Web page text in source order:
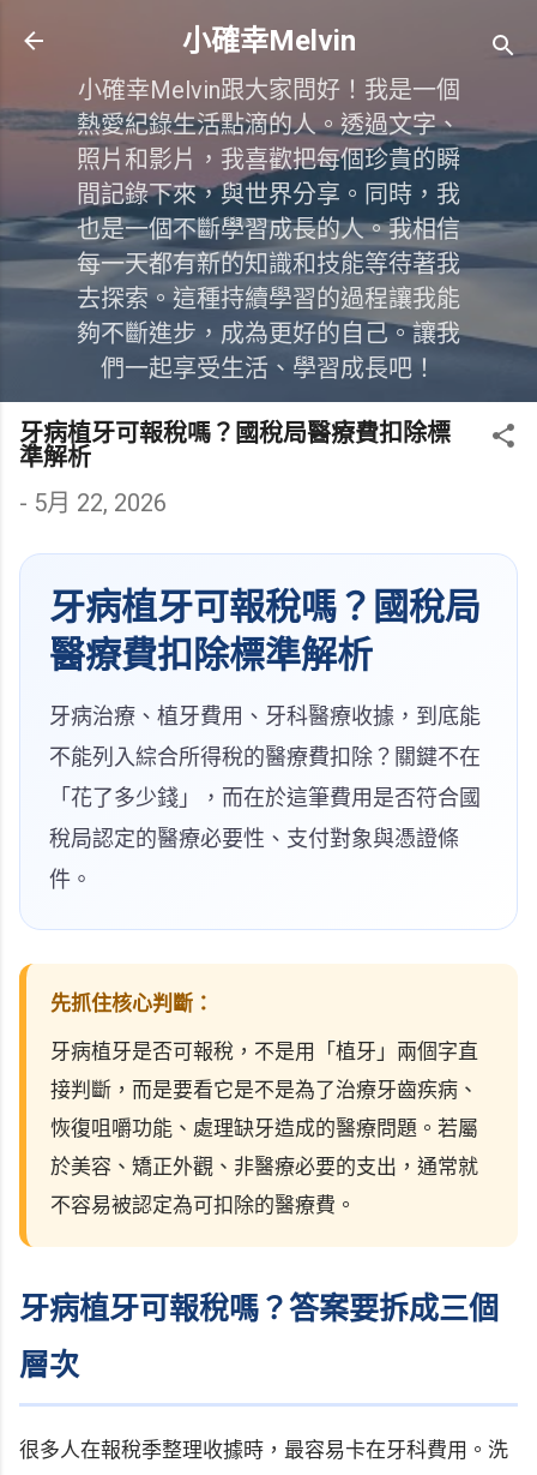
跳到主要內容
小確幸Melvin
小確幸Melvin跟大家問好！我是一個
熱愛紀錄生活點滴的人。透過文字、
照片和影片，我喜歡把每個珍貴的瞬
間記錄下來，與世界分享。同時，我
也是一個不斷學習成長的人。我相信
每一天都有新的知識和技能等待著我
去探索。這種持續學習的過程讓我能
夠不斷進步，成為更好的自己。讓我
們一起享受生活、學習成長吧！
牙病植牙可報稅嗎？國稅局醫療費扣除標
準解析
- 5月 22, 2026
牙病植牙可報稅嗎？國稅局
醫療費扣除標準解析
牙病治療、植牙費用、牙科醫療收據，到底能
不能列入綜合所得稅的醫療費扣除？關鍵不在
「花了多少錢」，而在於這筆費用是否符合國
稅局認定的醫療必要性、支付對象與憑證條
件。
先抓住核心判斷：
牙病植牙是否可報稅，不是用「植牙」兩個字直
接判斷，而是要看它是不是為了治療牙齒疾病、
恢復咀嚼功能、處理缺牙造成的醫療問題。若屬
於美容、矯正外觀、非醫療必要的支出，通常就
不容易被認定為可扣除的醫療費。
牙病植牙可報稅嗎？答案要拆成三個
層次
很多人在報稅季整理收據時，最容易卡在牙科費用。洗